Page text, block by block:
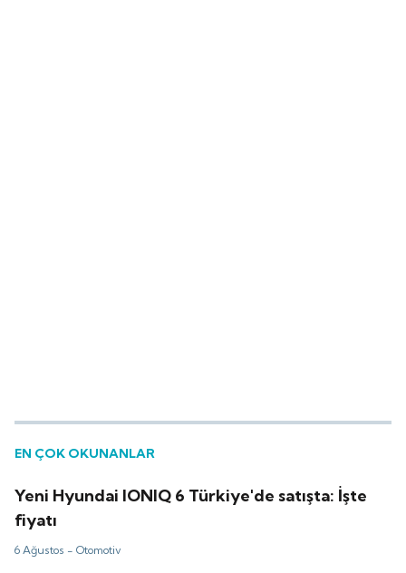
EN ÇOK OKUNANLAR
Yeni Hyundai IONIQ 6 Türkiye'de satışta: İşte
fiyatı
6 Ağustos -Otomotiv